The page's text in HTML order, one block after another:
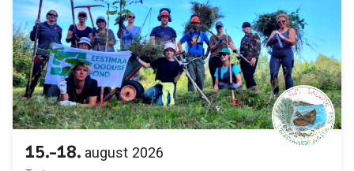
2026
15.-18. august